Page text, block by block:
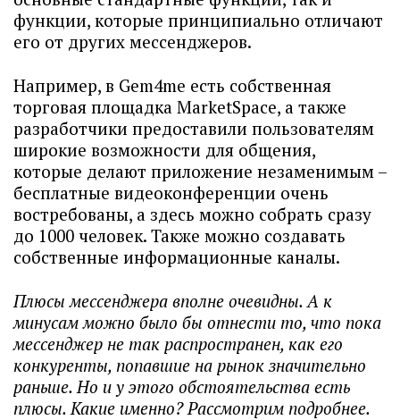
функции, которые принципиально отличают
его от других мессенджеров.
Например, в Gem4me есть собственная
торговая площадка MarketSpace, а также
разработчики предоставили пользователям
широкие возможности для общения,
которые делают приложение незаменимым –
бесплатные видеоконференции очень
востребованы, а здесь можно собрать сразу
до 1000 человек. Также можно создавать
собственные информационные каналы.
Плюсы мессенджера вполне очевидны. А к
минусам можно было бы отнести то, что пока
мессенджер не так распространен, как его
конкуренты, попавшие на рынок значительно
раньше. Но и у этого обстоятельства есть
плюсы. Какие именно? Рассмотрим подробнее.